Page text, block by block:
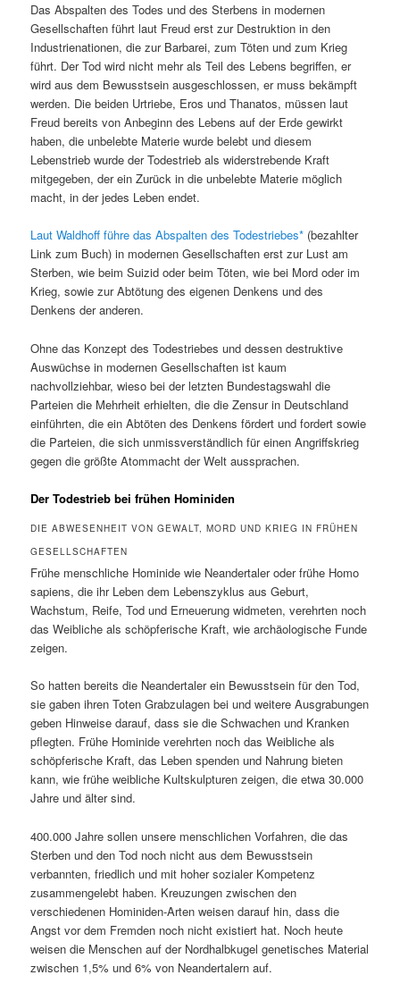
Das Abspalten des Todes und des Sterbens in modernen
Gesellschaften führt laut Freud erst zur Destruktion in den
Industrienationen, die zur Barbarei, zum Töten und zum Krieg
führt. Der Tod wird nicht mehr als Teil des Lebens begriffen, er
wird aus dem Bewusstsein ausgeschlossen, er muss bekämpft
werden. Die beiden Urtriebe, Eros und Thanatos, müssen laut
Freud bereits von Anbeginn des Lebens auf der Erde gewirkt
haben, die unbelebte Materie wurde belebt und diesem
Lebenstrieb wurde der Todestrieb als widerstrebende Kraft
mitgegeben, der ein Zurück in die unbelebte Materie möglich
macht, in der jedes Leben endet.
Laut Waldhoff führe das Abspalten des Todestriebes (bezahlter
Link zum Buch) in modernen Gesellschaften erst zur Lust am
Sterben, wie beim Suizid oder beim Töten, wie bei Mord oder im
Krieg, sowie zur Abtötung des eigenen Denkens und des
Denkens der anderen.
Ohne das Konzept des Todestriebes und dessen destruktive
Auswüchse in modernen Gesellschaften ist kaum
nachvollziehbar, wieso bei der letzten Bundestagswahl die
Parteien die Mehrheit erhielten, die die Zensur in Deutschland
einführten, die ein Abtöten des Denkens fördert und fordert sowie
die Parteien, die sich unmissverständlich für einen Angriffskrieg
gegen die größte Atommacht der Welt aussprachen.
Der Todestrieb bei frühen Hominiden
DIE ABWESENHEIT VON GEWALT, MORD UND KRIEG IN FRÜHEN
GESELLSCHAFTEN
Frühe menschliche Hominide wie Neandertaler oder frühe Homo
sapiens, die ihr Leben dem Lebenszyklus aus Geburt,
Wachstum, Reife, Tod und Erneuerung widmeten, verehrten noch
das Weibliche als schöpferische Kraft, wie archäologische Funde
zeigen.
So hatten bereits die Neandertaler ein Bewusstsein für den Tod,
sie gaben ihren Toten Grabzulagen bei und weitere Ausgrabungen
geben Hinweise darauf, dass sie die Schwachen und Kranken
pflegten. Frühe Hominide verehrten noch das Weibliche als
schöpferische Kraft, das Leben spenden und Nahrung bieten
kann, wie frühe weibliche Kultskulpturen zeigen, die etwa 30.000
Jahre und älter sind.
400.000 Jahre sollen unsere menschlichen Vorfahren, die das
Sterben und den Tod noch nicht aus dem Bewusstsein
verbannten, friedlich und mit hoher sozialer Kompetenz
zusammengelebt haben. Kreuzungen zwischen den
verschiedenen Hominiden-Arten weisen darauf hin, dass die
Angst vor dem Fremden noch nicht existiert hat. Noch heute
weisen die Menschen auf der Nordhalbkugel genetisches Material
zwischen 1,5% und 6% von Neandertalern auf.